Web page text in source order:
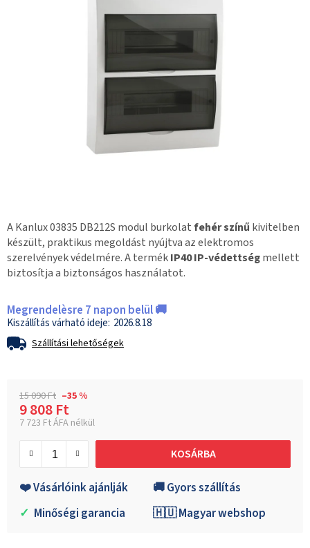
A Kanlux 03835 DB212S modul burkolatfehér színű kivitelben
készült, praktikus megoldást nyújtva az elektromos
szerelvények védelmére. A termékIP40 IP-védettségmellett
biztosítja a biztonságos használatot.
Megrendelèsre 7 napon belül 🚚
2026.8.18
Szállítási lehetőségek
15 090 Ft –35 %
9 808 Ft
7 723 Ft ÁFA nélkül
KOSÁRBA
❤️ Vásárlóink ajánlják
🚚 Gyors szállítás
✓ Minőségi garancia 🇭🇺 Magyar webshop